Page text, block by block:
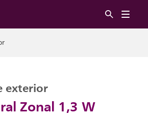
Zonal 1,3 W
exterior